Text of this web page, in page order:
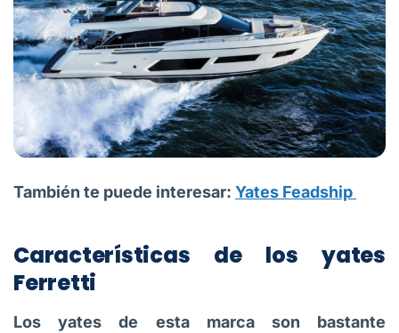
También te puede interesar: Yates Feadship
Características de los yates
Ferretti
Los yates de esta marca son bastante